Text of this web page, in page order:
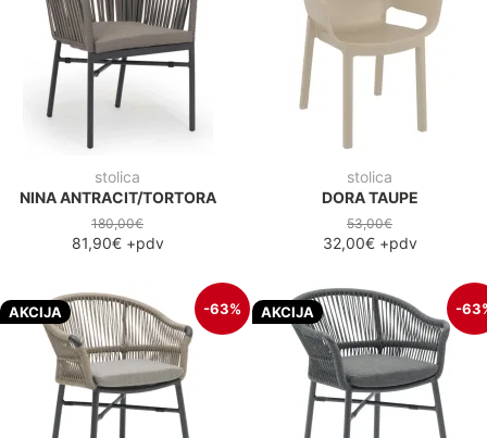
stolica
NINA ANTRACIT/TORTORA
180,00€
81,90€+pdv
stolica
DORA TAUPE
53,00€
32,00€+pdv
AKCIJA -63% AKCIJA -